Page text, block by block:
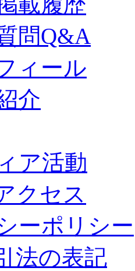
問Q&A
ィール
介
ア活動
クセス
ーポリシー
法の表記